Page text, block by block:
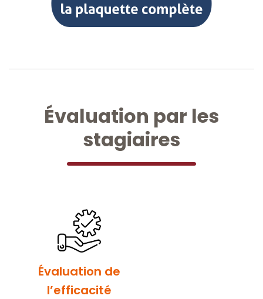
Évaluation par les
stagiaires
Évaluation de
l’efficacité